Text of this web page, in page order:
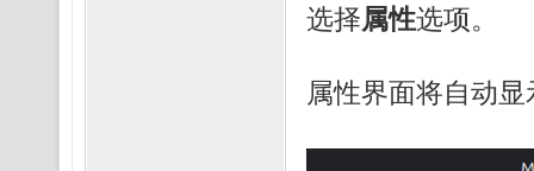
选择属性选项。
属性界面将自动显